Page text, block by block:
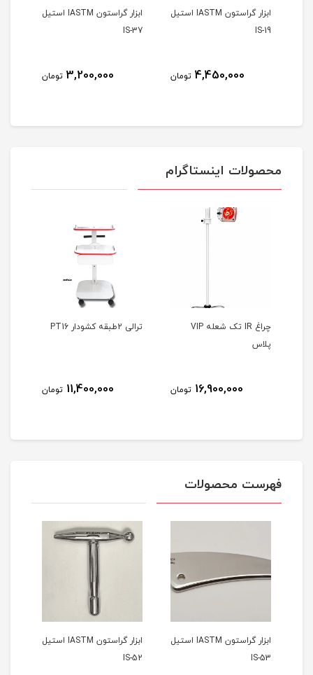
ابزار گراستون IASTM استیل
IS-19
4,450,000 تومان
ابزار گراستون IASTM استیل
IS-37
3,200,000 تومان
محصولات اینستاگرام
چراغ IR تک شعله VIP
پلاس
16,900,000 تومان
ترالی 2طبقه کشودار PT16
11,400,000 تومان
فهرست محصولات
ابزار گراستون IASTM استیل
IS-53
ابزار گراستون IASTM استیل
IS-52